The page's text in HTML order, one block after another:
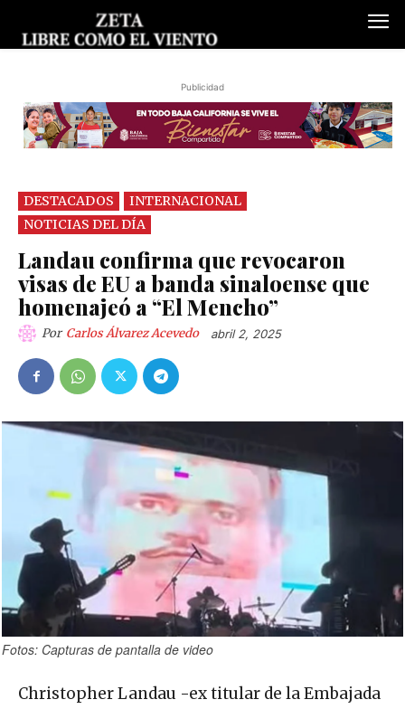
Publicidad
DESTACADOS
INTERNACIONAL
NOTICIAS DEL DÍA
Landau confirma que revocaron
visas de EU a banda sinaloense que
homenajeó a “El Mencho”
Por Carlos Álvarez Acevedo abril 2, 2025
Fotos: Capturas de pantalla de video
Christopher Landau -ex titular de la Embajada